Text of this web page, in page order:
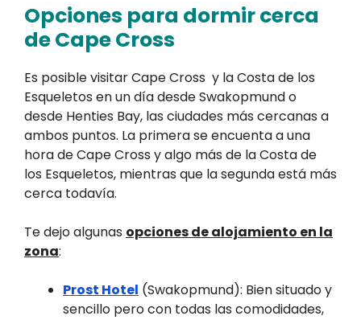
Opciones para dormir cerca
de Cape Cross
Es posible visitar Cape Cross y la Costa de los
Esqueletos en un día desde Swakopmund o
desde Henties Bay, las ciudades más cercanas a
ambos puntos. La primera se encuenta a una
hora de Cape Cross y algo más de la Costa de
los Esqueletos, mientras que la segunda está más
cerca todavía.
Te dejo algunas opciones de alojamiento en la
zona:
Prost Hotel (Swakopmund): Bien situado y
sencillo pero con todas las comodidades,